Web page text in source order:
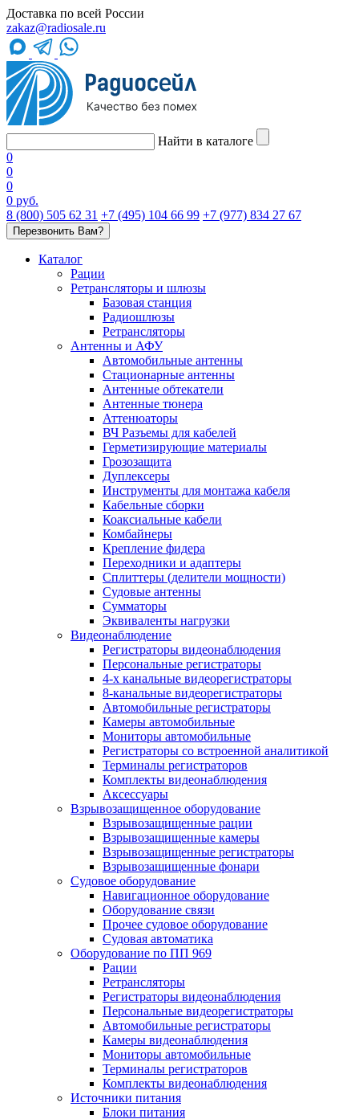
Доставка по всей России
zakaz@radiosale.ru
Найти в каталоге
0
0
0
0 руб.
8 (800) 505 62 31 +7 (495) 104 66 99 +7 (977) 834 27 67
Перезвонить Вам?
Каталог
Рации
Ретрансляторы и шлюзы
Базовая станция
Радиошлюзы
Ретрансляторы
Антенны и АФУ
Автомобильные антенны
Стационарные антенны
Антенные обтекатели
Антенные тюнера
Аттенюаторы
ВЧ Разъемы для кабелей
Герметизирующие материалы
Грозозащита
Дуплексеры
Инструменты для монтажа кабеля
Кабельные сборки
Коаксиальные кабели
Комбайнеры
Крепление фидера
Переходники и адаптеры
Сплиттеры (делители мощности)
Судовые антенны
Сумматоры
Эквиваленты нагрузки
Видеонаблюдение
Регистраторы видеонаблюдения
Персональные регистраторы
4-х канальные видеорегистраторы
8-канальные видеорегистраторы
Автомобильные регистраторы
Камеры автомобильные
Мониторы автомобильные
Регистраторы со встроенной аналитикой
Терминалы регистраторов
Комплекты видеонаблюдения
Аксессуары
Взрывозащищенное оборудование
Взрывозащищенные рации
Взрывозащищенные камеры
Взрывозащищенные регистраторы
Взрывозащищенные фонари
Судовое оборудование
Навигационное оборудование
Оборудование связи
Прочее судовое оборудование
Судовая автоматика
Оборудование по ПП 969
Рации
Ретрансляторы
Регистраторы видеонаблюдения
Персональные видеорегистраторы
Автомобильные регистраторы
Камеры видеонаблюдения
Мониторы автомобильные
Терминалы регистраторов
Комплекты видеонаблюдения
Источники питания
Блоки питания